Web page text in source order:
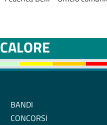
CALORE
BANDI
CONCORSI